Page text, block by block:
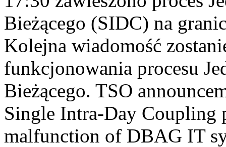
Bieżącego (SIDC) na
Kolejna wiadomość
funkcjonowania procesu
Bieżącego. TSO
Single Intra-Day Coupling
malfunction of DBAG IT